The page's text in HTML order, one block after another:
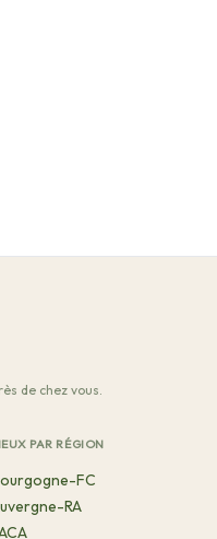
de chez vous.
PAR RÉGION
FC
RA